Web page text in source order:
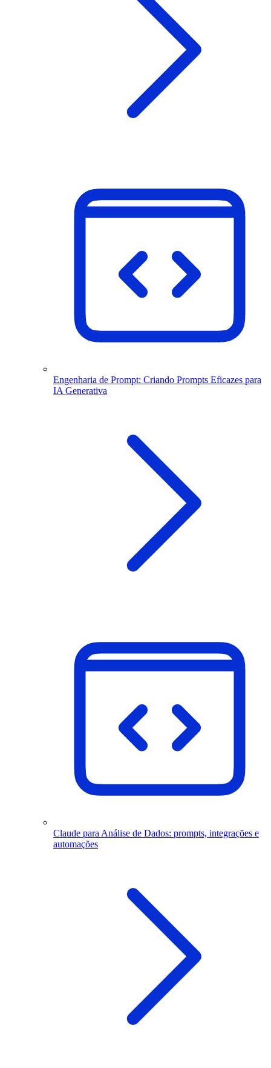
Engenharia de Prompt: Criando Prompts Eficazes para
IA Generativa
Claude para Análise de Dados: prompts, integrações e
automações